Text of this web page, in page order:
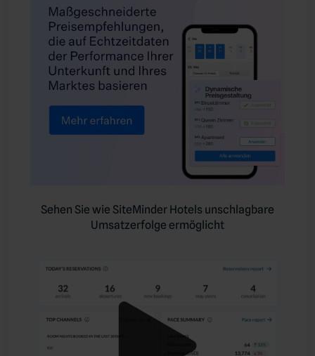
Sehen Sie wie SiteMinder Hotels unschlagbare
Umsatzerfolge ermöglicht